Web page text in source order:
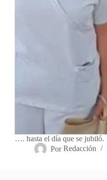
…. hasta el día que se jubiló.
Por Redacción